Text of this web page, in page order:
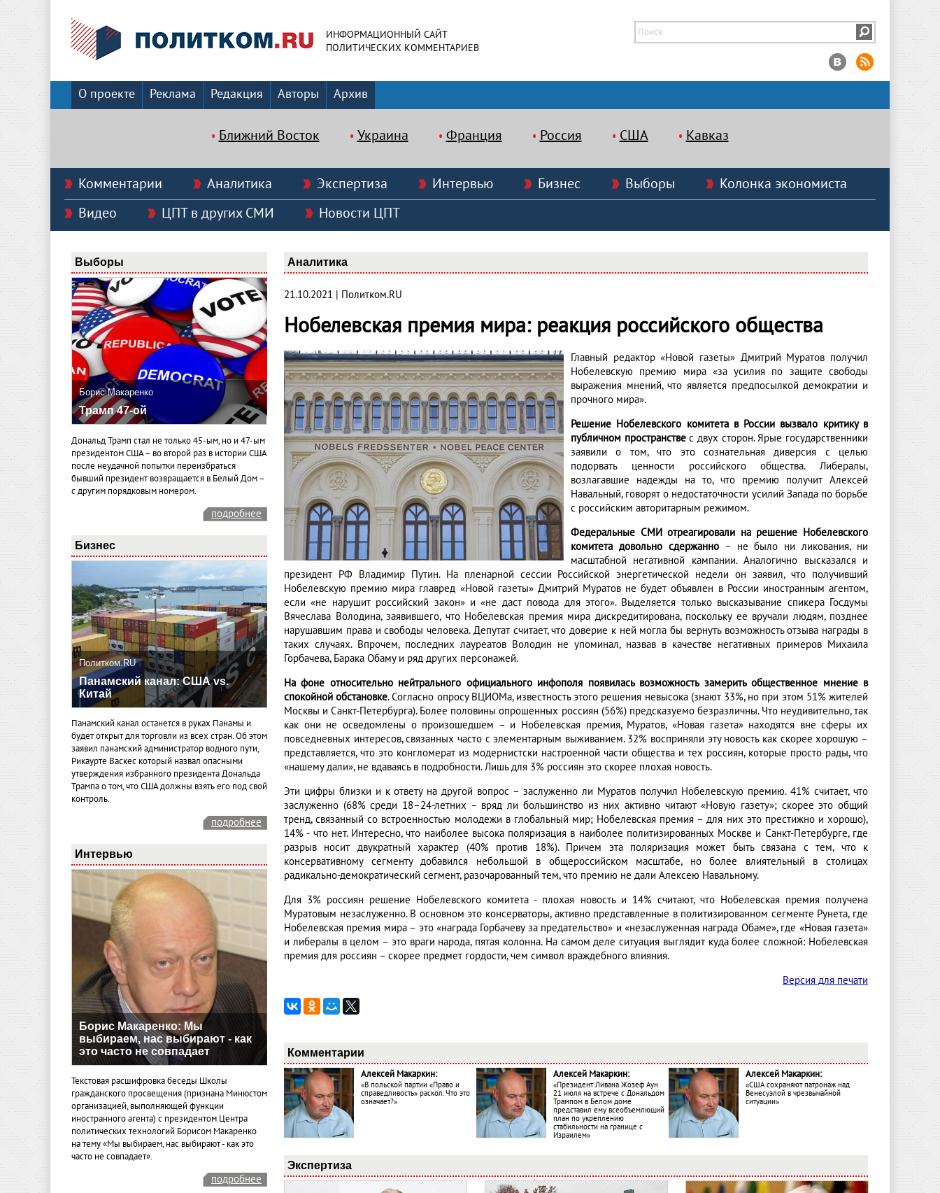
ИНФОРМАЦИОННЫЙ САЙТ
ПОЛИТИЧЕСКИХ КОММЕНТАРИЕВ
О проекте Реклама Редакция Авторы Архив
Ближний Восток Украина Франция Россия США Кавказ
Комментарии Аналитика Экспертиза Интервью Бизнес Выборы
Колонка экономиста
Видео
ЦПТ в других СМИ Новости ЦПТ
Выборы
Борис Макаренко
Трамп 47-ой
Дональд Трамп стал не только 45-ым, но и 47-ым
президентом США – во второй раз в истории США
после неудачной попытки переизбраться
бывший президент возвращается в Белый Дом –
с другим порядковым номером.
подробнее
Бизнес
Политком.RU
Панамский канал: США vs.
Китай
Панамский канал останется в руках Панамы и
будет открыт для торговли из всех стран. Об этом
заявил панамский администратор водного пути,
Рикаурте Васкес который назвал опасными
утверждения избранного президента Дональда
Трампа о том, что США должны взять его под свой
контроль.
подробнее
Интервью
Борис Макаренко: Мы
выбираем, нас выбирают - как
это часто не совпадает
Текстовая расшифровка беседы Школы
гражданского просвещения (признана Минюстом
организацией, выполняющей функции
иностранного агента) с президентом Центра
политических технологий Борисом Макаренко
на тему «Мы выбираем, нас выбирают - как это
часто не совпадает».
подробнее
Аналитика
21.10.2021 | Политком.RU
Нобелевская премия мира: реакция российского общества
Главный редактор «Новой газеты» Дмитрий Муратов получил
Нобелевскую премию мира «за усилия по защите свободы
выражения мнений, что является предпосылкой демократии и
прочного мира».
Решение Нобелевского комитета в России вызвало критику в
публичном пространствес двух сторон. Ярые государственники
заявили о том, что это сознательная диверсия с целью
подорвать ценности российского общества. Либералы,
возлагавшие надежды на то, что премию получит Алексей
Навальный, говорят о недостаточности усилий Запада по борьбе
с российским авторитарным режимом.
Федеральные СМИ отреагировали на решение Нобелевского
комитета довольно сдержанно– не было ни ликования, ни
масштабной негативной кампании. Аналогично высказался и
президент РФ Владимир Путин. На пленарной сессии Российской энергетической недели он заявил, что получивший
Нобелевскую премию мира главред «Новой газеты» Дмитрий Муратов не будет объявлен в России иностранным агентом,
если «не нарушит российский закон» и «не даст повода для этого». Выделяется только высказывание спикера Госдумы
Вячеслава Володина, заявившего, что Нобелевская премия мира дискредитирована, поскольку ее вручали людям, позднее
нарушавшим права и свободы человека. Депутат считает, что доверие к ней могла бы вернуть возможность отзыва награды в
таких случаях. Впрочем, последних лауреатов Володин не упоминал, назвав в качестве негативных примеров Михаила
Горбачева, Барака Обаму и ряд других персонажей.
На фоне относительно нейтрального официального инфополя появилась возможность замерить общественное мнение в
спокойной обстановке. Согласно опросу ВЦИОМа, известность этого решения невысока (знают 33%, но при этом 51% жителей
Москвы и Санкт-Петербурга). Более половины опрошенных россиян (56%) предсказуемо безразличны. Что неудивительно, так
как они не осведомлены о произошедшем – и Нобелевская премия, Муратов, «Новая газета» находятся вне сферы их
повседневных интересов, связанных часто с элементарным выживанием. 32% восприняли эту новость как скорее хорошую –
представляется, что это конгломерат из модернистски настроенной части общества и тех россиян, которые просто рады, что
«нашему дали», не вдаваясь в подробности. Лишь для 3% россиян это скорее плохая новость.
Эти цифры близки и к ответу на другой вопрос – заслуженно ли Муратов получил Нобелевскую премию. 41% считает, что
заслуженно (68% среди 18–24-летних – вряд ли большинство из них активно читают «Новую газету»; скорее это общий
тренд, связанный со встроенностью молодежи в глобальный мир; Нобелевская премия – для них это престижно и хорошо),
14% - что нет. Интересно, что наиболее высока поляризация в наиболее политизированных Москве и Санкт-Петербурге, где
разрыв носит двукратный характер (40% против 18%). Причем эта поляризация может быть связана с тем, что к
консервативному сегменту добавился небольшой в общероссийском масштабе, но более влиятельный в столицах
радикально-демократический сегмент, разочарованный тем, что премию не дали Алексею Навальному.
Для 3% россиян решение Нобелевского комитета - плохая новость и 14% считают, что Нобелевская премия получена
Муратовым незаслуженно. В основном это консерваторы, активно представленные в политизированном сегменте Рунета, где
Нобелевская премия мира – это «награда Горбачеву за предательство» и «незаслуженная награда Обаме», где «Новая газета»
и либералы в целом – это враги народа, пятая колонна. На самом деле ситуация выглядит куда более сложной: Нобелевская
премия для россиян – скорее предмет гордости, чем символ враждебного влияния.
Версия для печати
Комментарии
Алексей Макаркин:
«В польской партии «Право и
справедливость» раскол. Что это
означает?»
Алексей Макаркин:
«Президент Ливана Жозеф Аун
21 июля на встрече с Дональдом
Трампом в Белом доме
представил ему всеобъемлющий
план по укреплению
стабильности на границе с
Израилем»
Алексей Макаркин:
«США сохраняют патронаж над
Венесуэлой в чрезвычайной
ситуации»
Экспертиза